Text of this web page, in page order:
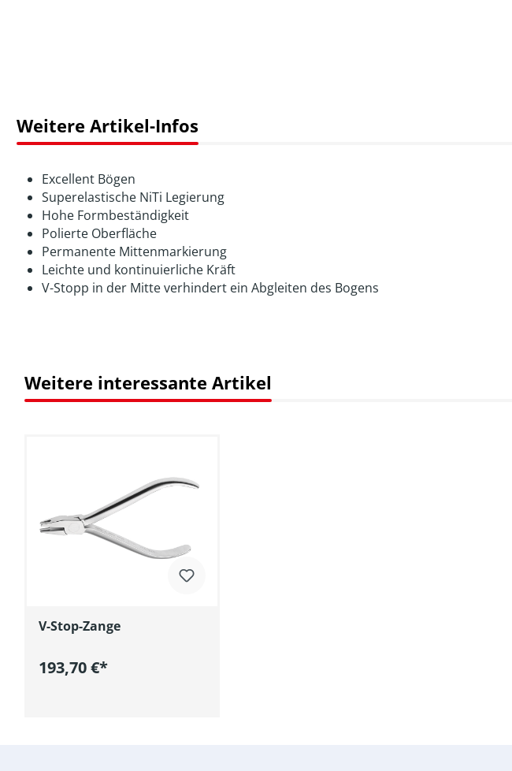
Weitere Artikel-Infos
Excellent Bögen
Superelastische NiTi Legierung
Hohe Formbeständigkeit
Polierte Oberfläche
Permanente Mittenmarkierung
Leichte und kontinuierliche Kräft
V-Stopp in der Mitte verhindert ein Abgleiten des Bogens
Weitere interessante Artikel
V-Stop-Zange
193,70 €*